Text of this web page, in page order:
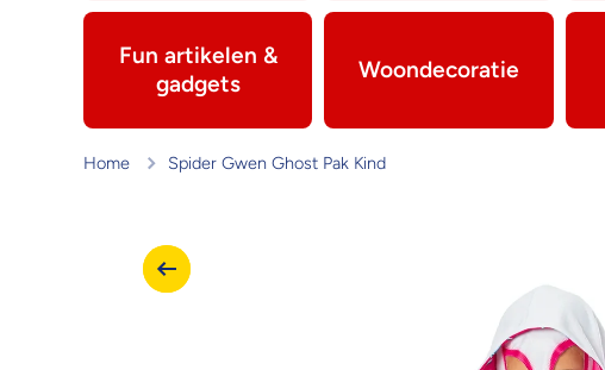
Fun artikelen &
gadgets
Woondecoratie
Home Spider Gwen Ghost Pak Kind